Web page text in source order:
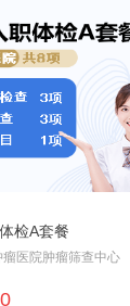
检A套餐
医院肿瘤筛查中心